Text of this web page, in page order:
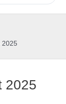
2025
2025